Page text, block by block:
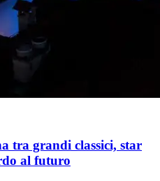
tra grandi classici, star
al futuro